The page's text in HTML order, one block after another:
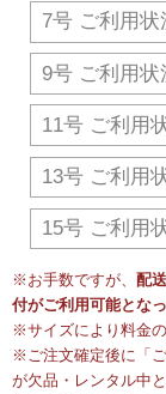
7号 ご利用状
9号 ご利用状
11号 ご利用
13号 ご利用
15号 ご利用
※お手数ですが、 配
付がご利用可能とな
※サイズにより料金
※ご注文確定後に「
が欠品・レンタル中